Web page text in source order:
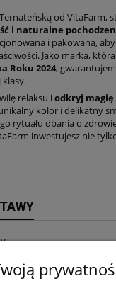
od VitaFarm,
i naturalne
i pakowana,
Jako marka,
Roku 2024,
relaksu i odkryj
kolor i delikatny
rytuału dbania o
inwestujesz nie